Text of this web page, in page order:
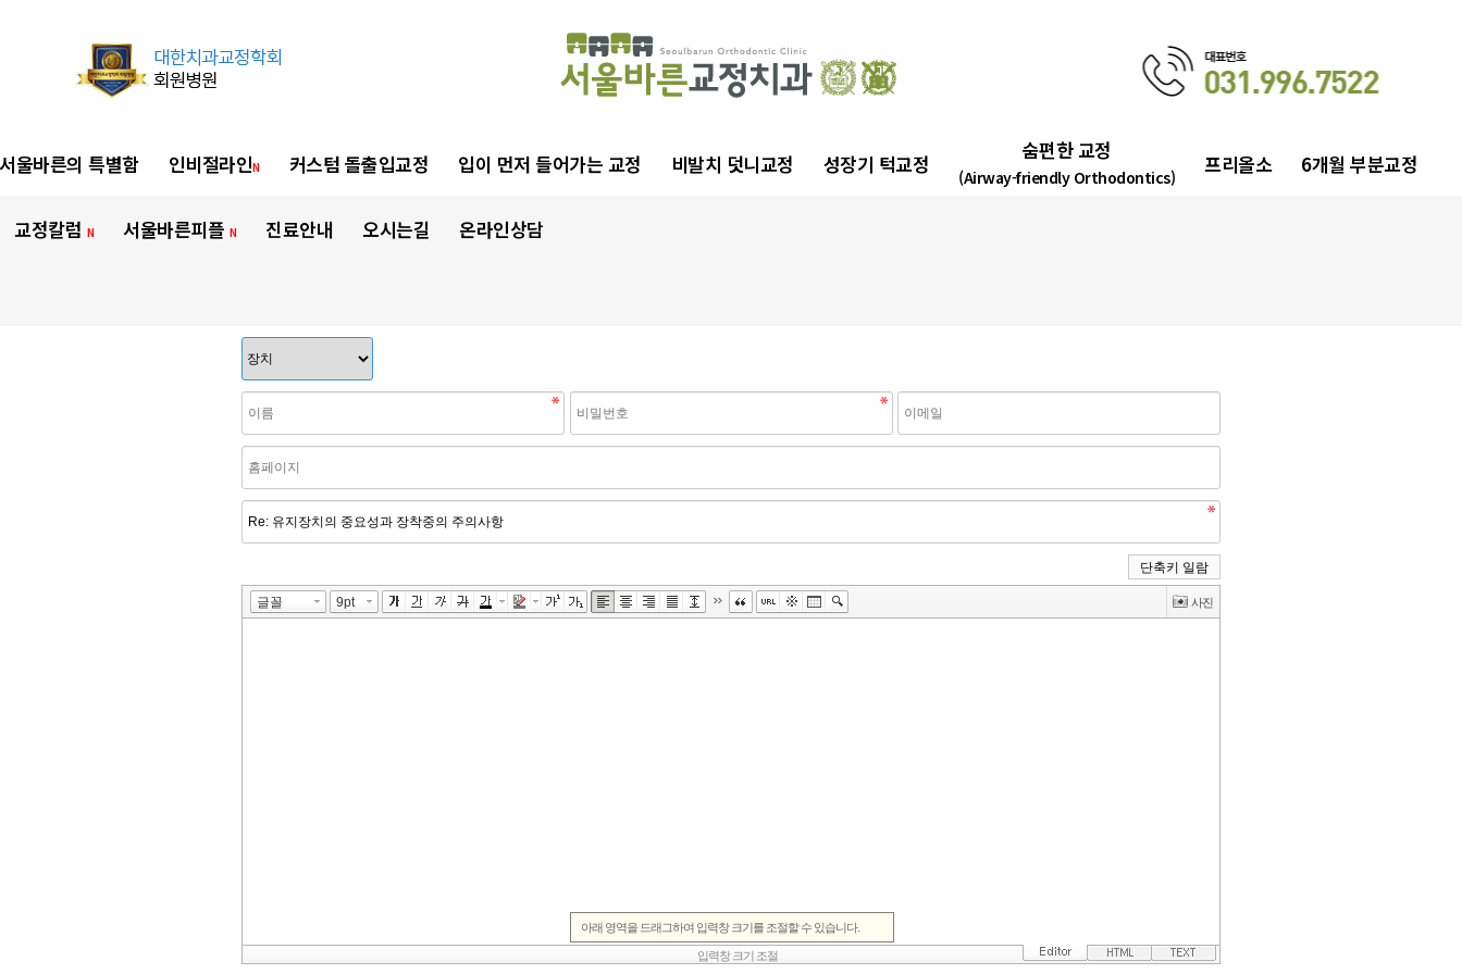
서울바른의 특별함 인비절라인N 커스텀 돌출입교정 입이 먼저 들어가는 교정 비발치 덧니교정 성장기 턱교정
숨편한 교정
(Airway-friendly Orthodontics) 프리올소 6개월 부분교정
교정칼럼 N 서울바른피플 N 진료안내 오시는길 온라인상담
단축키 일람